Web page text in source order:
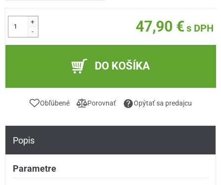
+
-
47,90 € s DPH
DO KOŠÍKA
Obľúbené Porovnať Opýtať sa predajcu
Popis
Parametre